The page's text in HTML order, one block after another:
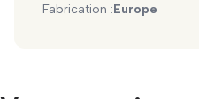
Fabrication :Europe